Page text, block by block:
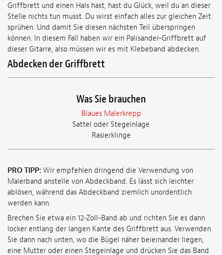
Griffbrett und einen Hals hast, hast du Glück, weil du an dieser
Stelle nichts tun musst. Du wirst einfach alles zur gleichen Zeit
sprühen. Und damit Sie diesen nächsten Teil überspringen
können. In diesem Fall haben wir ein Palisander-Griffbrett auf
dieser Gitarre, also müssen wir es mit Klebeband abdecken.
Abdecken der Griffbrett
Was Sie brauchen
Blaues Malerkrepp
Sattel oder Stegeinlage
Rasierklinge
PRO TIPP: Wir empfehlen dringend die Verwendung von
Malerband anstelle von Abdeckband. Es lässt sich leichter
ablösen, während das Abdeckband ziemlich unordentlich
werden kann.
Brechen Sie etwa ein 12-Zoll-Band ab und richten Sie es dann
locker entlang der langen Kante des Griffbrett aus. Verwenden
Sie dann nach unten, wo die Bügel näher beieinander liegen,
eine Mutter oder einen Stegeinlage und drücken Sie das Band